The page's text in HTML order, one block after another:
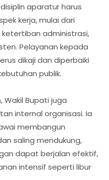
aparatur harus
kerja, mulai dari
administrasi,
Pelayanan kepada
dikaji dan diperbaiki
publik.
Wakil Bupati juga
internal organisasi. Ia
membangun
saling mendukung,
dapat berjalan efektif,
intensif seperti libur